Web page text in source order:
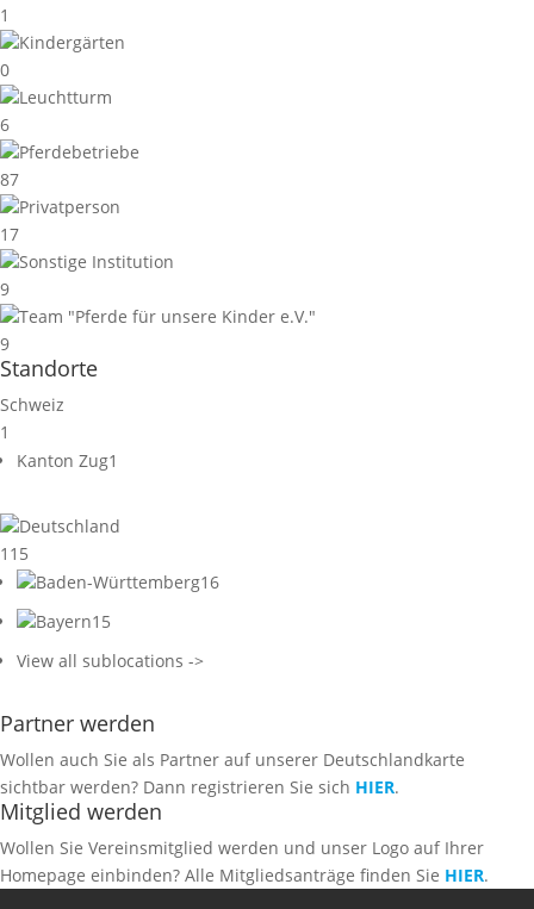
1
Kindergärten
0
Leuchtturm
6
Pferdebetriebe
87
Privatperson
17
Sonstige Institution
9
Team "Pferde für unsere Kinder e.V."
9
Standorte
Schweiz
1
Kanton Zug1
Deutschland
115
Baden-Württemberg16
Bayern15
View all sublocations ->
Partner werden
Wollen auch Sie als Partner auf unserer Deutschlandkarte
sichtbar werden? Dann registrieren Sie sich HIER.
Mitglied werden
Wollen Sie Vereinsmitglied werden und unser Logo auf Ihrer
Homepage einbinden? Alle Mitgliedsanträge finden Sie HIER.